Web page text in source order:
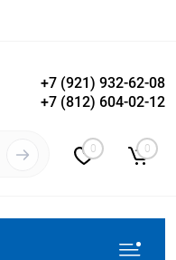
Вход Регистрация
+7 (921) 932-62-08
+7 (812) 604-02-12
0 0